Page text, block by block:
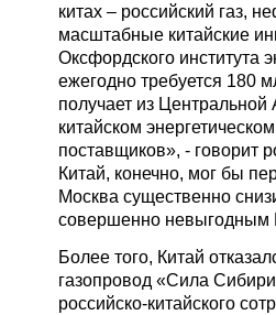
китах – российский газ,
масштабные китайские
Оксфордского института
ежегодно требуется 180
получает из Центральной
китайском
поставщиков», - говорит
Китай, конечно, мог бы
Москва существенно
совершенно невыгодным
Более того, Китай
газопровод «Сила
российско-китайского